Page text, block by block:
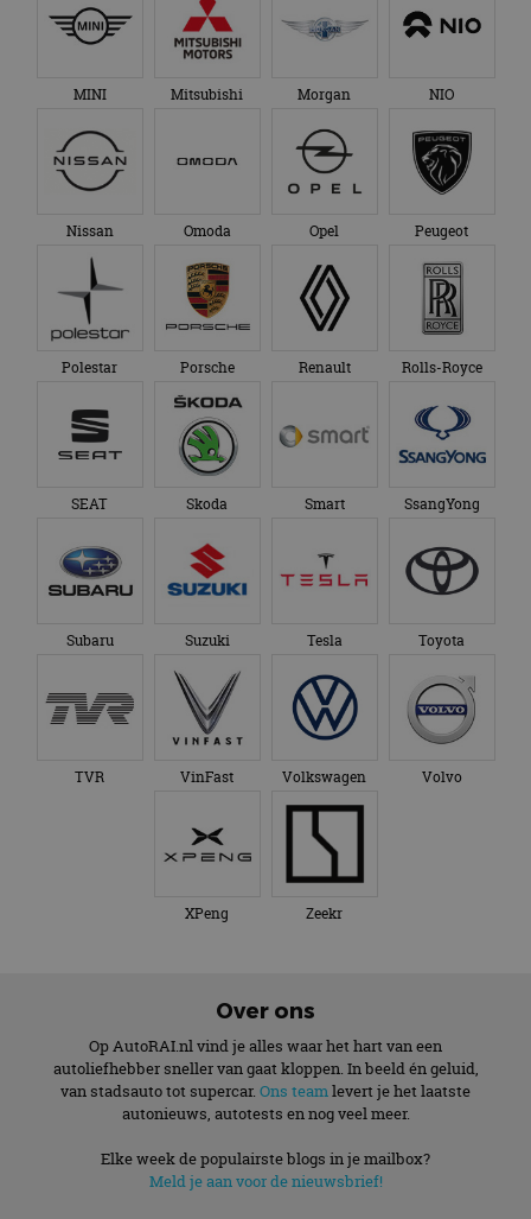
MINI Mitsubishi Morgan NIO
Nissan Omoda Opel Peugeot
Polestar Porsche Renault Rolls-Royce
SEAT Skoda Smart SsangYong
Subaru Suzuki Tesla Toyota
TVR VinFast Volkswagen Volvo
XPeng Zeekr
Over ons
Op AutoRAI.nl vind je alles waar het hart van een
autoliefhebber sneller van gaat kloppen. In beeld én geluid,
van stadsauto tot supercar. Ons team levert je het laatste
autonieuws, autotests en nog veel meer.
Elke week de populairste blogs in je mailbox?
Meld je aan voor de nieuwsbrief!